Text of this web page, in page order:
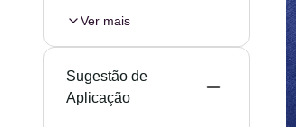
Ver mais
Sugestão de
Aplicação